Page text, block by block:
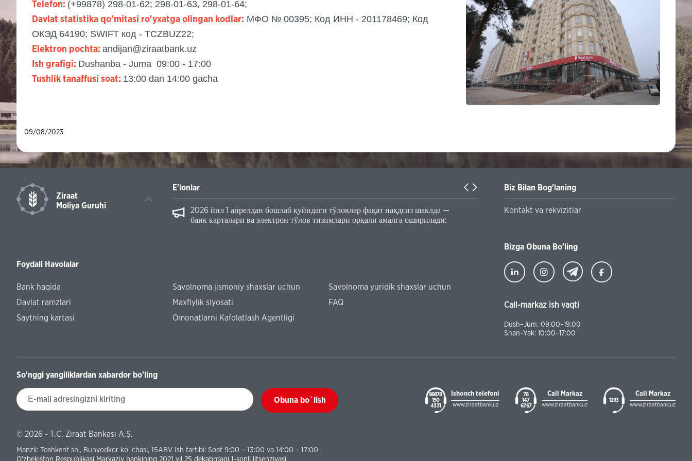
Telefon: (+99878) 298-01-62; 298-01-63, 298-01-64;
Davlat statistika qo'mitasi ro'yxatga olingan kodlar: МФО № 00395; Код ИНН - 201178469; Код
ОКЭД 64190; SWIFT код - TCZBUZ22;
Elektron pochta: andijan@ziraatbank.uz
Ish grafigi: Dushanba - Juma 09:00 - 17:00
Tushlik tanaffusi soat: 13:00 dan 14:00 gacha
09/08/2023
Ziraat
Moliya Guruhi
E'lonlar
бошлаб қуйидаги тўловлар фақат нақдсиз шаклда —
электрон тўлов тизимлари орқали амалга оширилади:
Kirib kelayotgan Yangi yilingiz muborak bo‘lsin! UzQR
Foydali Havolalar
Bank haqida Savolnoma jismoniy shaxslar uchun
Savolnoma yuridik shaxslar uchun
Davlat ramzlari
Maxfiylik siyosati
FAQ
Saytning kartasi
Omonatlarni Kafolatlash Agentligi
Biz Bilan Bog'laning
Kontakt va rekvizitlar
Bizga Obuna Bo'ling
Call-markaz ish vaqti
Dush–Jum: 09:00–19:00
Shan–Yak: 10:00–17:00
So'nggi yangiliklardan xabardor bo'ling
Obuna bo`lish
99878
150
43 31
Ishonch telefoni
www.ziraatbank.uz
78
147
67 67
Call Markaz
www.ziraatbank.uz
1293
Call Markaz
www.ziraatbank.uz
© 2026 - T.C. Ziraat Bankası A.Ş.
Manzil: Toshkent sh., Bunyodkor ko`chasi, 15ABV Ish tartibi: Soat 9:00 – 13:00 va 14:00 – 17:00
O'zbekiston Respublikasi Markaziy bankining 2021 yil 25 dekabrdagi 1-sonli litsenziyasi